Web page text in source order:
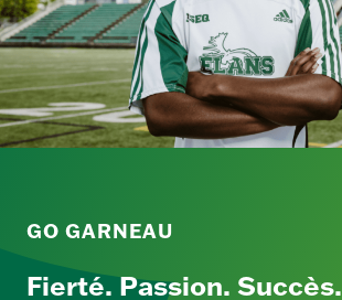
GO GARNEAU
Fierté. Passion. Succès.